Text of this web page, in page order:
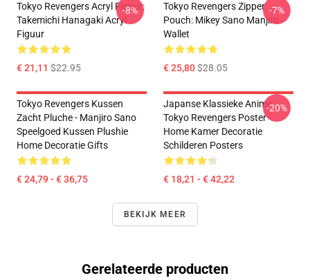
Tokyo Revengers Acryl Figuur:
Takemichi Hanagaki Acryl
Figuur
€ 21,11 $22.95
-8%
Tokyo Revengers Zipper
Pouch: Mikey Sano Manjiro
Wallet
€ 25,80$28.05
-7%
Tokyo Revengers Kussen
Zacht Pluche - Manjiro Sano
Speelgoed Kussen Plushie
Home Decoratie Gifts
€ 24,79 - € 36,75
Japanse Klassieke Anime
Tokyo Revengers Poster -
Home Kamer Decoratie
Schilderen Posters
€ 18,21 - € 42,22
-20%
BEKIJK MEER
Gerelateerde producten